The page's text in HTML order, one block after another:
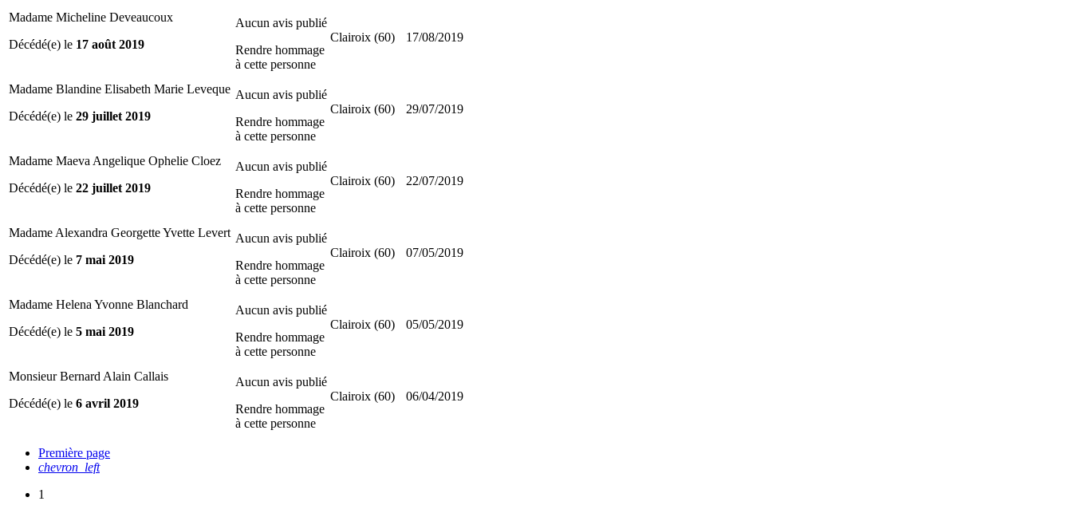
Madame Micheline Deveaucoux
Décédé(e) le 17 août 2019
Aucun avis publié
Rendre hommage
à cette personne
Clairoix (60) 17/08/2019
Madame Blandine Elisabeth Marie Leveque
Décédé(e) le 29 juillet 2019
Aucun avis publié
Rendre hommage
à cette personne
Clairoix (60) 29/07/2019
Madame Maeva Angelique Ophelie Cloez
Décédé(e) le 22 juillet 2019
Aucun avis publié
Rendre hommage
à cette personne
Clairoix (60) 22/07/2019
Madame Alexandra Georgette Yvette Levert
Décédé(e) le 7 mai 2019
Aucun avis publié
Rendre hommage
à cette personne
Clairoix (60) 07/05/2019
Madame Helena Yvonne Blanchard
Décédé(e) le 5 mai 2019
Aucun avis publié
Rendre hommage
à cette personne
Clairoix (60) 05/05/2019
Monsieur Bernard Alain Callais
Décédé(e) le 6 avril 2019
Aucun avis publié
Rendre hommage
à cette personne
Clairoix (60) 06/04/2019
Première page
chevron_left
1